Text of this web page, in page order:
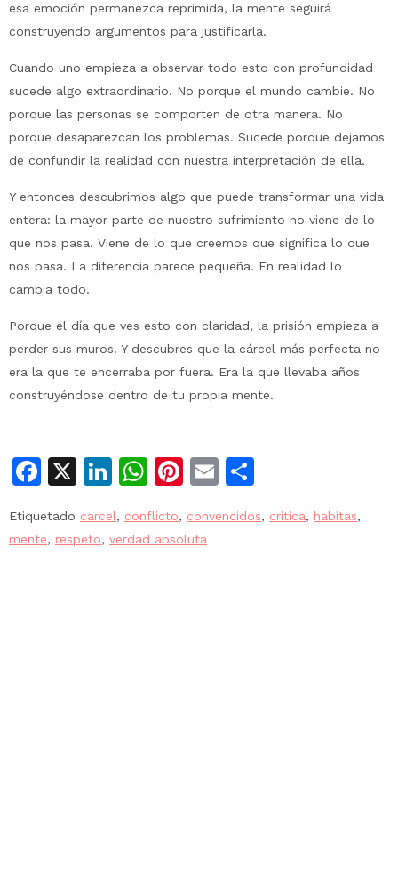
esa emoción permanezca reprimida, la mente seguirá
construyendo argumentos para justificarla.
Cuando uno empieza a observar todo esto con profundidad
sucede algo extraordinario. No porque el mundo cambie. No
porque las personas se comporten de otra manera. No
porque desaparezcan los problemas. Sucede porque dejamos
de confundir la realidad con nuestra interpretación de ella.
Y entonces descubrimos algo que puede transformar una vida
entera: la mayor parte de nuestro sufrimiento no viene de lo
que nos pasa. Viene de lo que creemos que significa lo que
nos pasa. La diferencia parece pequeña. En realidad lo
cambia todo.
Porque el día que ves esto con claridad, la prisión empieza a
perder sus muros. Y descubres que la cárcel más perfecta no
era la que te encerraba por fuera. Era la que llevaba años
construyéndose dentro de tu propia mente.
Facebook
X LinkedIn
WhatsApp
Pinterest
Email
Etiquetado carcel, conflicto, convencidos, critica, habitas,
mente, respeto, verdad absoluta